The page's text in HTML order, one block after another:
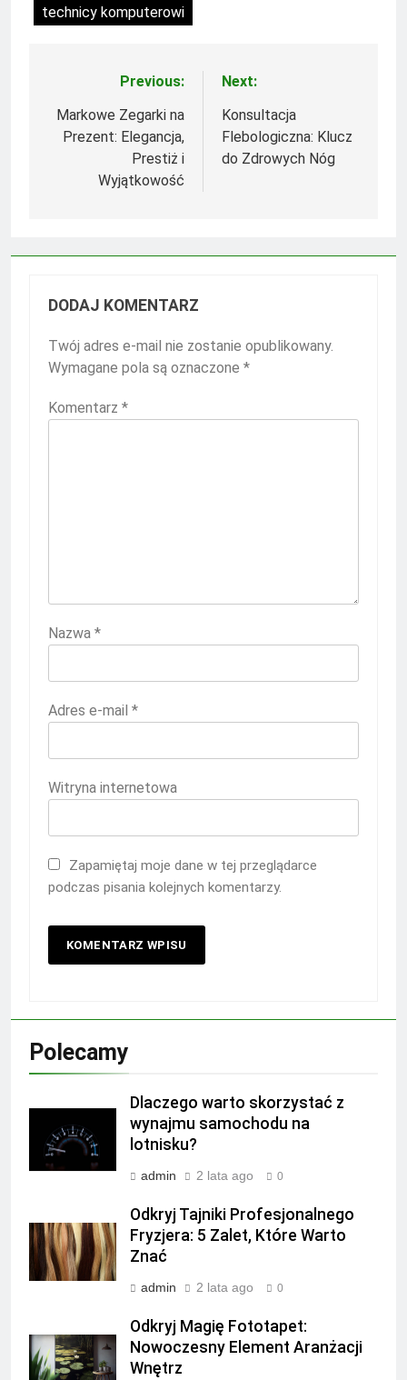
technicy komputerowi
Nawigacja
wpisu
Previous:
Markowe Zegarki na
Prezent: Elegancja,
Prestiż i
Wyjątkowość
Next:
Konsultacja
Flebologiczna: Klucz
do Zdrowych Nóg
DODAJ KOMENTARZ
Twój adres e-mail nie zostanie opublikowany.
Wymagane pola są oznaczone *
Komentarz *
Nazwa *
Adres e-mail *
Witryna internetowa
Zapamiętaj moje dane w tej przeglądarce
podczas pisania kolejnych komentarzy.
Polecamy
Dlaczego warto skorzystać z
wynajmu samochodu na
lotnisku?
admin 2 lata ago 0
Odkryj Tajniki Profesjonalnego
Fryzjera: 5 Zalet, Które Warto
Znać
admin 2 lata ago 0
Odkryj Magię Fototapet:
Nowoczesny Element Aranżacji
Wnętrz